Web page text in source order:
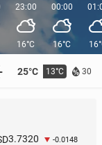
25°C 13°C 30
23:00
16°C
00:00
16°C
3.7320 -0.0148